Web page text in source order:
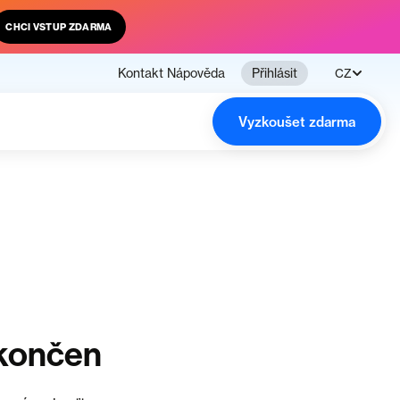
CHCI VSTUP ZDARMA
Kontakt Nápověda Přihlásit CZ
Vyzkoušet zdarma